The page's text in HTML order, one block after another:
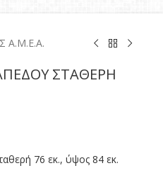
Α.Μ.Ε.Α.
ΣΤΑΘΕΡΗ
76 εκ., ύψος 84 εκ.